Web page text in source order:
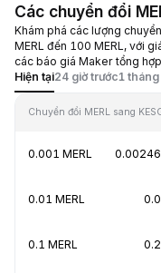
Các chuyển đổi
Khám phá các lượng
MERL đến 100 MERL, với
các báo giá Maker tổng
Hiện tại24 giờ trước1
Chuyển đổi MERL sang KES
0.001 MERL
0.01 MERL
0.1 MERL